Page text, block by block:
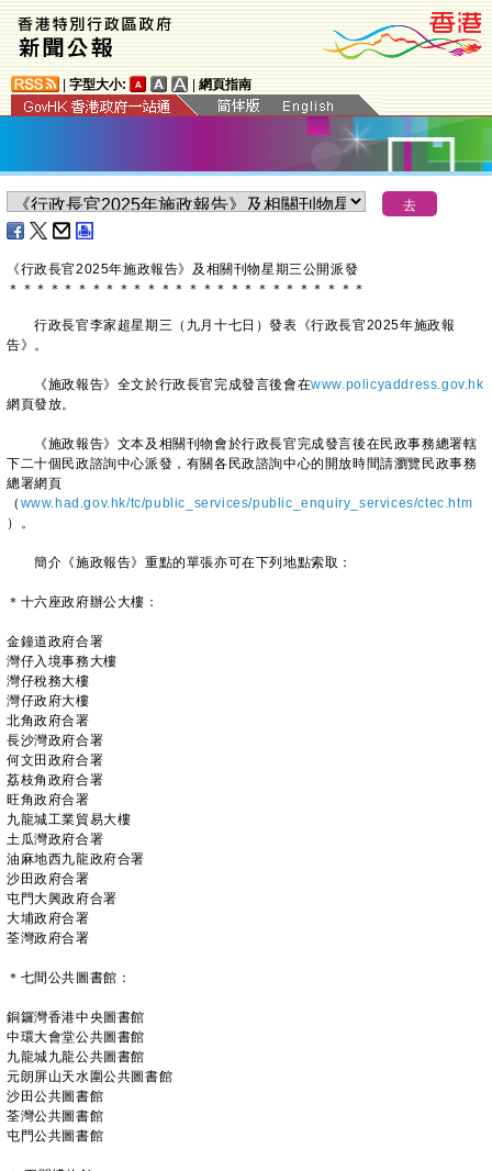
字型大小: 網頁指南
《行政長官2025年施政報告》及相關刊物星期三公開派發
＊ ＊ ＊ ＊ ＊ ＊ ＊ ＊ ＊ ＊ ＊ ＊ ＊ ＊ ＊ ＊ ＊ ＊ ＊ ＊ ＊ ＊ ＊ ＊ ＊ ＊
行政長官李家超星期三（九月十七日）發表《行政長官2025年施政報
告》。
《施政報告》全文於行政長官完成發言後會在www.policyaddress.gov.hk
網頁發放。
《施政報告》文本及相關刊物會於行政長官完成發言後在民政事務總署轄
下二十個民政諮詢中心派發，有關各民政諮詢中心的開放時間請瀏覽民政事務
總署網頁
（ www.had.gov.hk/tc/public_services/public_enquiry_services/ctec.htm
）。
簡介《施政報告》重點的單張亦可在下列地點索取：
＊十六座政府辦公大樓：
金鐘道政府合署
灣仔入境事務大樓
灣仔稅務大樓
灣仔政府大樓
北角政府合署
長沙灣政府合署
何文田政府合署
荔枝角政府合署
旺角政府合署
九龍城工業貿易大樓
土瓜灣政府合署
油麻地西九龍政府合署
沙田政府合署
屯門大興政府合署
大埔政府合署
荃灣政府合署
＊七間公共圖書館：
銅鑼灣香港中央圖書館
中環大會堂公共圖書館
九龍城九龍公共圖書館
元朗屏山天水圍公共圖書館
沙田公共圖書館
荃灣公共圖書館
屯門公共圖書館